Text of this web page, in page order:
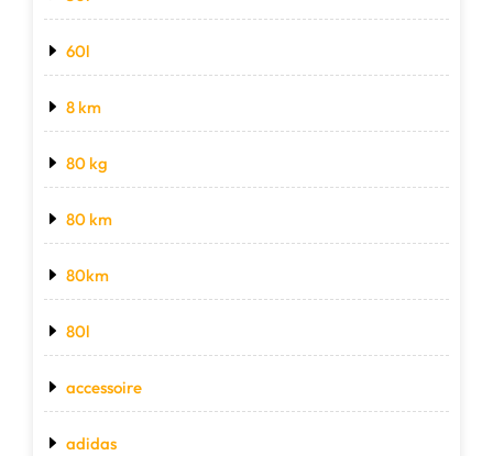
60l
8 km
80 kg
80 km
80km
80l
accessoire
adidas